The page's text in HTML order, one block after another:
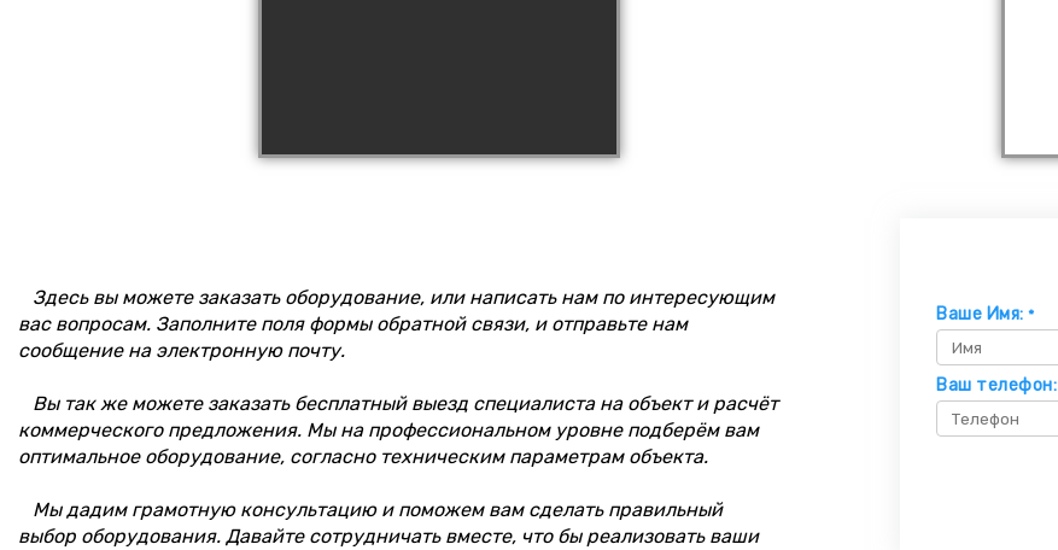
Здесь вы можете заказать оборудование, или написать нам по интересующим
вас вопросам. Заполните поля формы обратной связи, и отправьте нам
сообщение на электронную почту.
Вы так же можете заказать бесплатный выезд специалиста на объект и расчёт
коммерческого предложения. Мы на профессиональном уровне подберём вам
оптимальное оборудование, согласно техническим параметрам объекта.
Мы дадим грамотную консультацию и поможем вам сделать правильный
выбор оборудования. Давайте сотрудничать вместе, что бы реализовать ваши
Ваше Имя: *
Ваш телефон: